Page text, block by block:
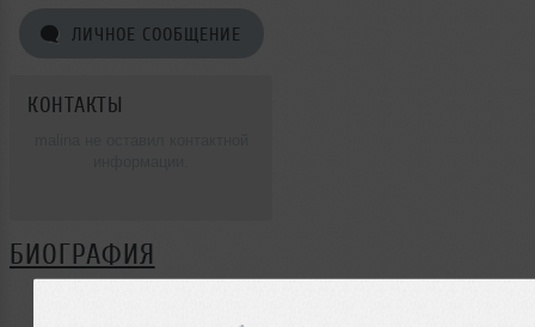
ЛИЧНОЕ СООБЩЕНИЕ
КОНТАКТЫ
БИОГРАФИЯ